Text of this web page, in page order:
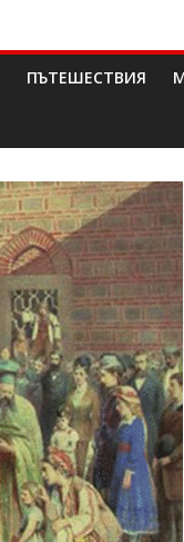
ПЪТЕШЕСТВИЯ